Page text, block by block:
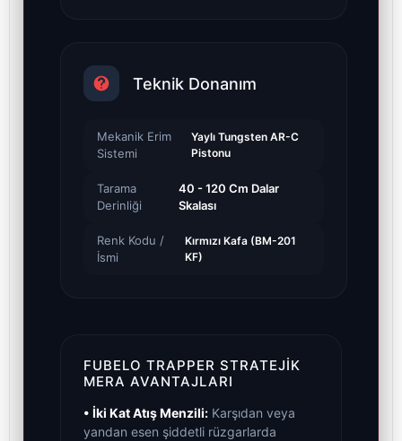
Teknik Donanım
Mekanik Erim
Sistemi
Yaylı Tungsten AR-C
Pistonu
Tarama
Derinliği
40 - 120 Cm Dalar
Skalası
Renk Kodu /
İsmi
Kırmızı Kafa (BM-201
KF)
FUBELO TRAPPER STRATEJIK
MERA AVANTAJLARI
• İki Kat Atış Menzili: Karşıdan veya
yandan esen şiddetli rüzgarlarda